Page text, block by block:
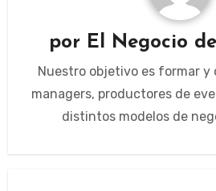
por El Negocio
Nuestro objetivo es formar
managers, productores de
distintos modelos de